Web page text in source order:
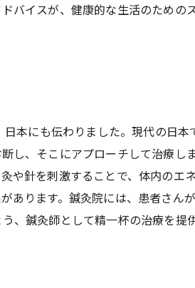
バイスが、健康的な生活のための
本にも伝わりました。現代の日本
し、そこにアプローチして治療し
や針を刺激することで、体内のエ
あります。鍼灸院には、患者さん
、鍼灸師として精一杯の治療を提